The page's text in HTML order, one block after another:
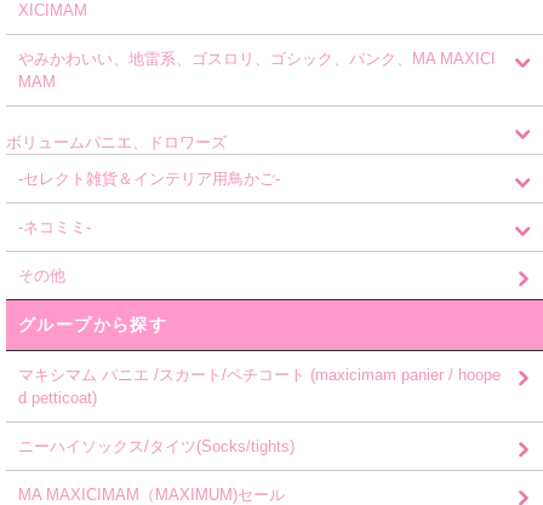
XICIMAM
やみかわいい、地雷系、ゴスロリ、ゴシック、パンク、MA MAXICI
MAM
ボリュームパニエ、ドロワーズ
-セレクト雑貨＆インテリア用鳥かご-
-ネコミミ-
その他
グループから探す
マキシマム パニエ /スカート/ペチコート (maxicimam panier / hoope
d petticoat)
ニーハイソックス/タイツ(Socks/tights)
MA MAXICIMAM（MAXIMUM)セール